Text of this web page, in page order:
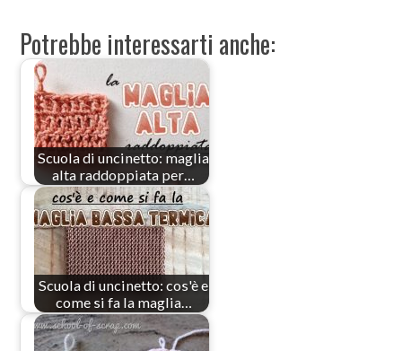
Potrebbe interessarti anche:
Scuola di uncinetto: maglia
alta raddoppiata per…
Scuola di uncinetto: cos'è e
come si fa la maglia…